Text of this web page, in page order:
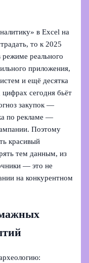
в Excel на
то к 2025
режиме реального
приложения,
и ещё десятка
сегодня бьёт
закупок —
по рекламе —
Поэтому
красивый
тем данным, из
— это не
на конкурентном